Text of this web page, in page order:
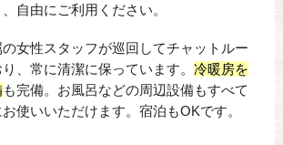
自由にご利用ください。
女性スタッフが巡回してチャットルー
、常に清潔に保っています。 冷暖房を
も完備。お風呂などの周辺設備もすべて
使いいただけます。宿泊もOKです。